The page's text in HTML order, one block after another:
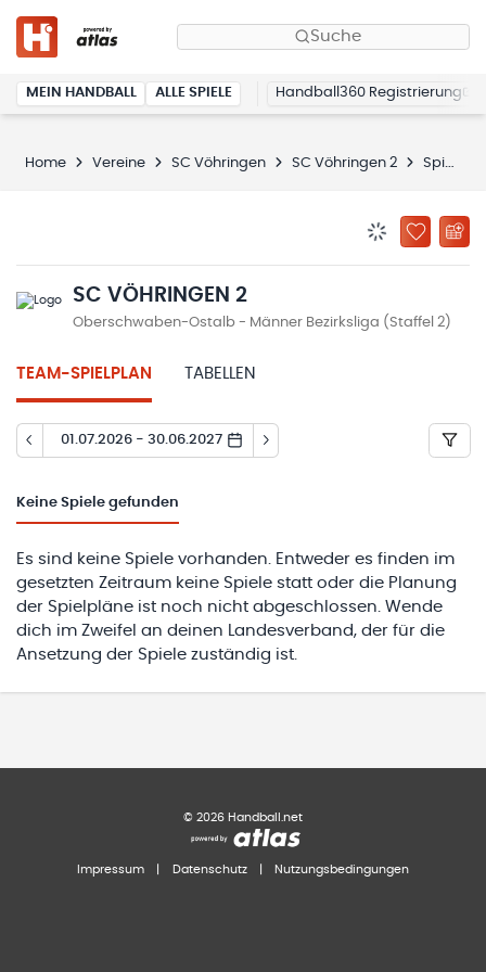
Suche
MEIN HANDBALL ALLE SPIELE Handball360 Registrierung
Home Vereine SC Vöhringen SC Vöhringen 2 Spielplan
ZU
SC VÖHRINGEN 2
Oberschwaben-Ostalb - Männer Bezirksliga (Staffel 2)
TEAM-SPIELPLAN TABELLEN
01.07.2026 - 30.06.2027
Keine Spiele gefunden
Es sind keine Spiele vorhanden. Entweder es finden im
gesetzten Zeitraum keine Spiele statt oder die Planung
der Spielpläne ist noch nicht abgeschlossen. Wende
dich im Zweifel an deinen Landesverband, der für die
Ansetzung der Spiele zuständig ist.
© 2026 Handball.net
Impressum Datenschutz Nutzungsbedingungen